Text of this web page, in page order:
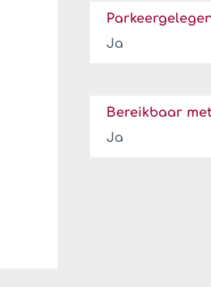
Ja
Bereikbaar
Ja